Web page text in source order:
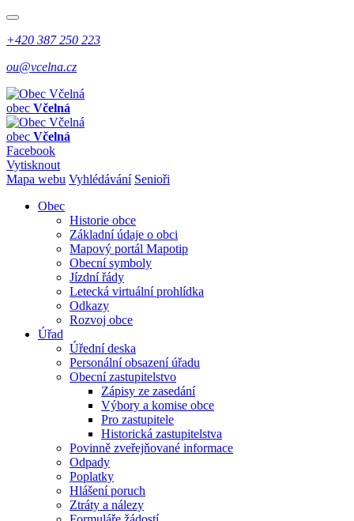
+420 387 250 223
ou@vcelna.cz
obec Včelná
obec Včelná
Facebook
Vytisknout
Mapa webu Vyhlédávání Senioři
Obec
Historie obce
Základní údaje o obci
Mapový portál Mapotip
Obecní symboly
Jízdní řády
Letecká virtuální prohlídka
Odkazy
Rozvoj obce
Úřad
Úřední deska
Personální obsazení úřadu
Obecní zastupitelstvo
Zápisy ze zasedání
Výbory a komise obce
Pro zastupitele
Historická zastupitelstva
Povinně zveřejňované informace
Odpady
Poplatky
Hlášení poruch
Ztráty a nálezy